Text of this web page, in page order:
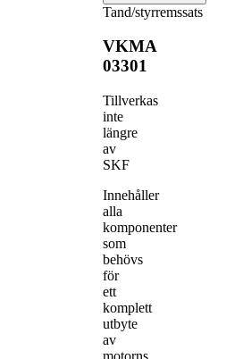
Tand/styrremssats
VKMA
03301
Tillverkas
inte
längre
av
SKF
Innehåller
alla
komponenter
som
behövs
för
ett
komplett
utbyte
av
motorns